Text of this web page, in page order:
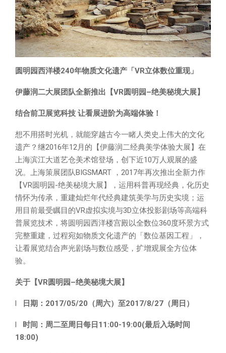
圆明园西洋楼240年物质文化遗产「VR立体数位重现」
伊藤润二大展团队全新推出【VR 圆明园–绝美秘境大展】
结合前卫展览科技 让看展进阶为高端体验！
想不用搭时光机，就能穿越古今一睹人类史上伟大的文化
遗产？继2016年12月的【伊藤润二经典美学体验大展】在
上海滨江大道艺仓美术馆登场，创下近10万人观展的盛
况。上海策展团队BIGSMART ，2017年再次推出全新力作
【VR圆明园-绝美秘境大展】，运用科普再现经典，化历史
情怀为传承，重建灿烂年代经典建筑美学与历史实境；运
用目前最受瞩目的VR虚拟实境与3D立体投影剧场等高端科
普展览技术，将圆明园西洋楼宫殿以全数位360度环景方式
完整重建，过程宛如物质文化遗产的「数位基因工程」，
让看展览结合声光剧场与数位感受，扩增观展全方位体
验。
关于【VR 圆明园–绝美秘境大展】
l 日期： 2017/05/20 （周六）至2017/8/27 （周日）
l 时间：周二至周日每日 11:00-19:00(最后入场时间
18:00)